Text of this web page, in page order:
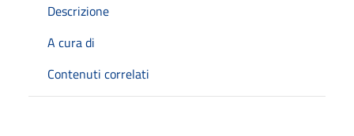
Descrizione
A cura di
Contenuti correlati